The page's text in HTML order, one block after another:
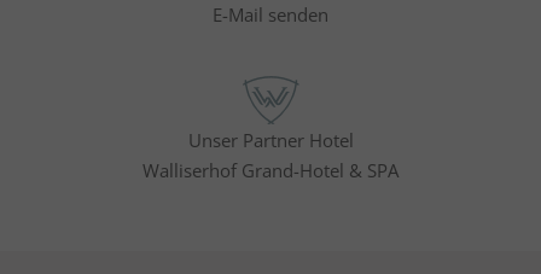
E-Mail senden
Unser Partner Hotel
Walliserhof Grand-Hotel & SPA